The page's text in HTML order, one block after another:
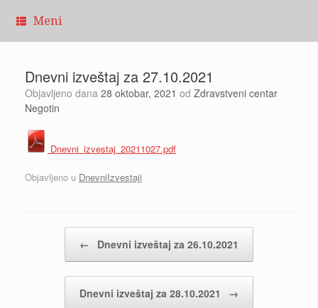
Meni
Dnevni izveštaj za 27.10.2021
Objavljeno dana 28 oktobar, 2021 od Zdravstveni centar
Negotin
Dnevni_izvestaj_20211027.pdf
Objavljeno u DnevniIzvestaji
← Dnevni izveštaj za 26.10.2021
Dnevni izveštaj za 28.10.2021 →